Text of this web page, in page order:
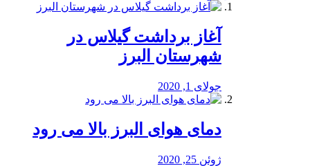
آغاز برداشت گیلاس در
شهرستان البرز
جولای 1, 2020
دمای هوای البرز بالا می رود
ژوئن 25, 2020